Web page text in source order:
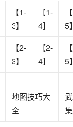
【1-
3】
【1-
4】
5】
【2-
3】
【2-
4】
5】
地图技巧大
全
集